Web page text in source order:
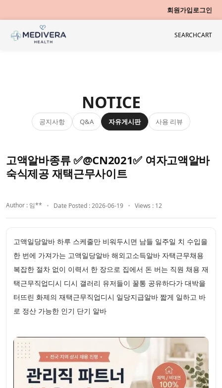
회원가입로그인
SEARCHCART
NOTICE
공지사항 Q&A 자유게시판 사용 리뷰
고액알바종류 ✅@CN2021✅ 여자고액알바
숙식제공 재택근무사이트
Author : 임** Date Posted : 2026-06-19 Views : 12
고액일당알바 하루 스케줄만 비워두시면 남들 일주일 치 수입을
한 번에 가져가는 고액일당알바 해외고소득알바 자택근무채용
복잡한 절차 없이 이력서 한 장으로 집에서 돈 버는 직원 채용 재
택근무직업디시 디시 갤러리 유저들이 꿀통 공유하다가 대박을
터뜨린 화제의 재택근무직업디시 일당지급알바 짧게 일하고 바
로 정산 가능한 인기 단기 알바